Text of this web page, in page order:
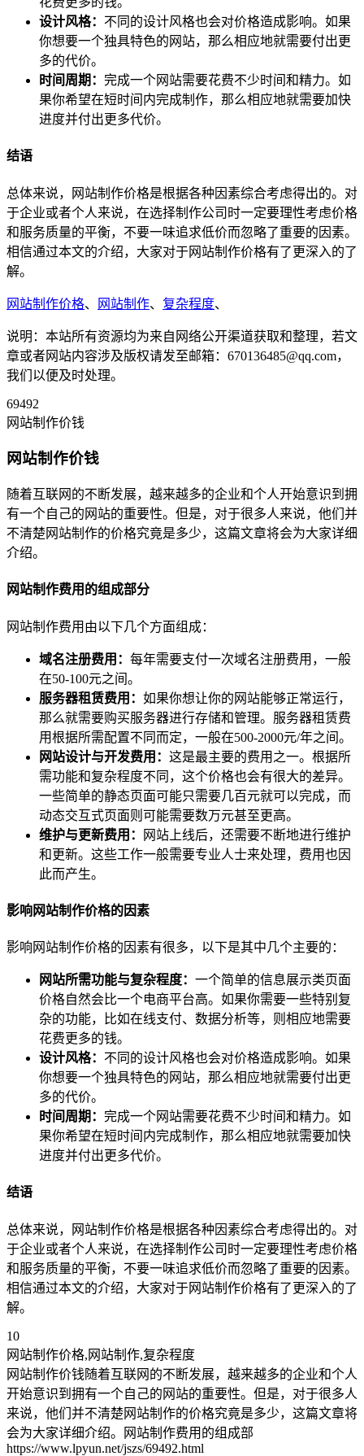
设计风格： 不同的设计风格也会对价格造成影响。如果
你想要一个独具特色的网站，那么相应地就需要付出更
多的代价。
时间周期： 完成一个网站需要花费不少时间和精力。如
果你希望在短时间内完成制作，那么相应地就需要加快
进度并付出更多代价。
结语
总体来说，网站制作价格是根据各种因素综合考虑得出的。对
于企业或者个人来说，在选择制作公司时一定要理性考虑价格
和服务质量的平衡，不要一味追求低价而忽略了重要的因素。
相信通过本文的介绍，大家对于网站制作价格有了更深入的了
解。
网站制作价格、 网站制作、 复杂程度、
说明：本站所有资源均为来自网络公开渠道获取和整理，若文
章或者网站内容涉及版权请发至邮箱：670136485@qq.com，
我们以便及时处理。
69492
网站制作价钱
网站制作价钱
随着互联网的不断发展，越来越多的企业和个人开始意识到拥
有一个自己的网站的重要性。但是，对于很多人来说，他们并
不清楚网站制作的价格究竟是多少，这篇文章将会为大家详细
介绍。
网站制作费用的组成部分
网站制作费用由以下几个方面组成：
域名注册费用： 每年需要支付一次域名注册费用，一般
在50-100元之间。
服务器租赁费用： 如果你想让你的网站能够正常运行，
那么就需要购买服务器进行存储和管理。服务器租赁费
用根据所需配置不同而定，一般在500-2000元/年之间。
网站设计与开发费用： 这是最主要的费用之一。根据所
需功能和复杂程度不同，这个价格也会有很大的差异。
一些简单的静态页面可能只需要几百元就可以完成，而
动态交互式页面则可能需要数万元甚至更高。
维护与更新费用：
网站上线后，还需要不断地进行维护
和更新。这些工作一般需要专业人士来处理，费用也因
此而产生。
影响网站制作价格的因素
影响网站制作价格的因素有很多，以下是其中几个主要的：
网站所需功能与复杂程度： 一个简单的信息展示类页面
价格自然会比一个电商平台高。如果你需要一些特别复
杂的功能，比如在线支付、数据分析等，则相应地需要
花费更多的钱。
设计风格： 不同的设计风格也会对价格造成影响。如果
你想要一个独具特色的网站，那么相应地就需要付出更
多的代价。
时间周期： 完成一个网站需要花费不少时间和精力。如
果你希望在短时间内完成制作，那么相应地就需要加快
进度并付出更多代价。
结语
总体来说，网站制作价格是根据各种因素综合考虑得出的。对
于企业或者个人来说，在选择制作公司时一定要理性考虑价格
和服务质量的平衡，不要一味追求低价而忽略了重要的因素。
相信通过本文的介绍，大家对于网站制作价格有了更深入的了
解。
10
网站制作价格,网站制作,复杂程度
网站制作价钱随着互联网的不断发展，越来越多的企业和个人
开始意识到拥有一个自己的网站的重要性。但是，对于很多人
来说，他们并不清楚网站制作的价格究竟是多少，这篇文章将
会为大家详细介绍。网站制作费用的组成部
https://www.lpyun.net/jszs/69492.html